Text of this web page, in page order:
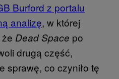
Burford z portalu
analizę, w której
Dead Space po
drugą część,
sprawę, co czyniło tę